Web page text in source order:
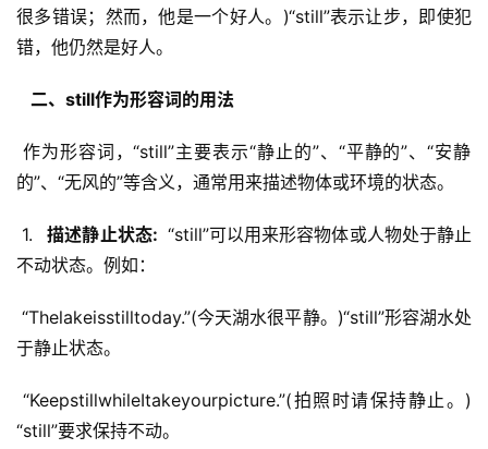
很多错误；然而，他是一个好人。)“still”表示让步，即使犯
错，他仍然是好人。
  二、still作为形容词的用法
的”、“无风的”等含义，通常用来描述物体或环境的状态。
1.
  描述静止状态:
“still”可以用来形容物体或人物处于静止
不动状态。例如：
“Thelakeisstilltoday.”(今天湖水很平静。)“still”形容湖水处
于静止状态。
“KeepstillwhileItakeyourpicture.”(拍照时请保持静止。)
“still”要求保持不动。